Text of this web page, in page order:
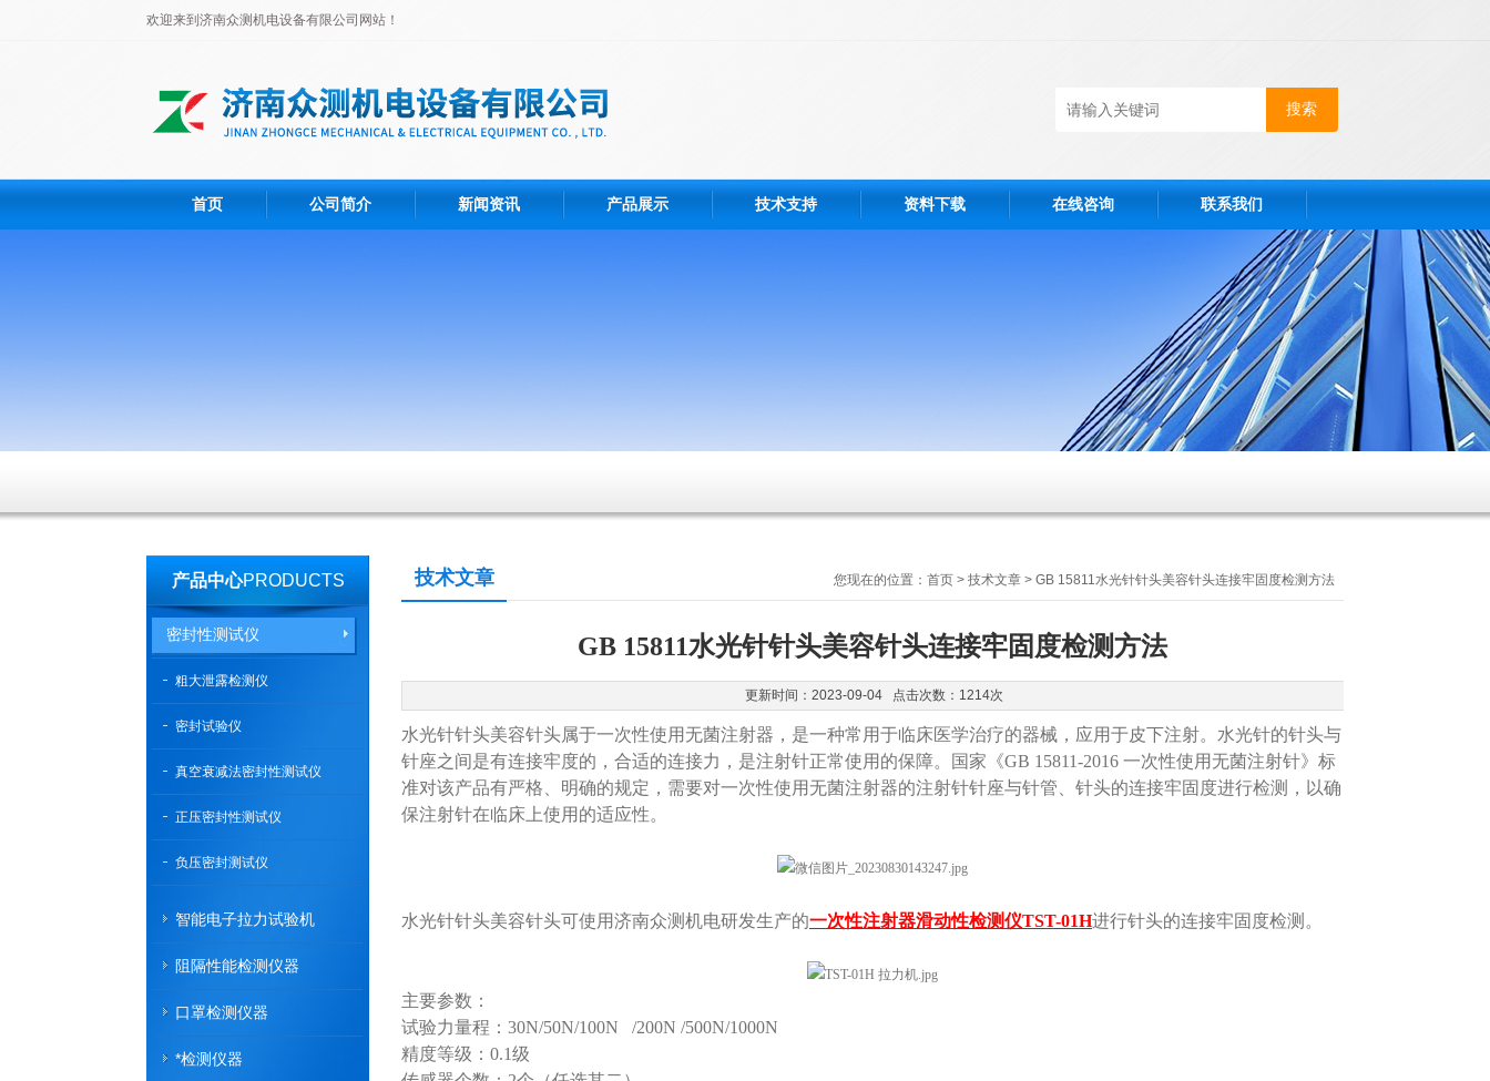
欢迎来到济南众测机电设备有限公司网站！
首页 公司简介 新闻资讯 产品展示 技术支持 资料下载 在线咨询 联系我们
产品中心PRODUCTS
密封性测试仪
粗大泄露检测仪
密封试验仪
真空衰减法密封性测试仪
正压密封性测试仪
负压密封测试仪
智能电子拉力试验机
阻隔性能检测仪器
口罩检测仪器
*检测仪器
技术文章 您现在的位置： 首页 > 技术文章 > GB 15811水光针针头美容针头连接牢固度检测方法
GB 15811水光针针头美容针头连接牢固度检测方法
更新时间：2023-09-04 点击次数：1214次
水光针针头美容针头属于一次性使用无菌注射器，是一种常用于临床医学治疗的器械，应用于皮下注射。水光针的针头与
针座之间是有连接牢度的，合适的连接力，是注射针正常使用的保障。国家《GB 15811-2016 一次性使用无菌注射针》标
准对该产品有严格、明确的规定，需要对一次性使用无菌注射器的注射针针座与针管、针头的连接牢固度进行检测，以确
保注射针在临床上使用的适应性。
水光针针头美容针头可使用济南众测机电研发生产的一次性注射器滑动性检测仪TST-01H进行针头的连接牢固度检测。
主要参数：
试验力量程：30N/50N/100N /200N /500N/1000N
精度等级：0.1级